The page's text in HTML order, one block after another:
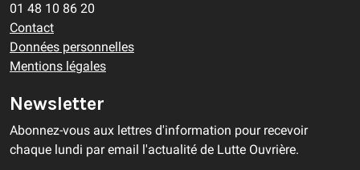
01 48 10 86 20
Contact
Données personnelles
Mentions légales
Newsletter
Abonnez-vous aux lettres d'information pour recevoir
chaque lundi par email l'actualité de Lutte Ouvrière.